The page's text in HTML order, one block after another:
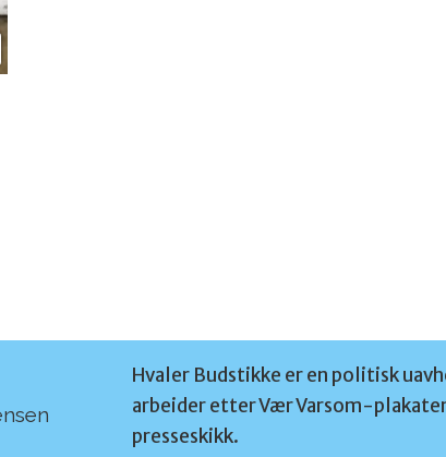
Hvaler Budstikke er en politisk
arbeider etter Vær Varsom-
presseskikk.